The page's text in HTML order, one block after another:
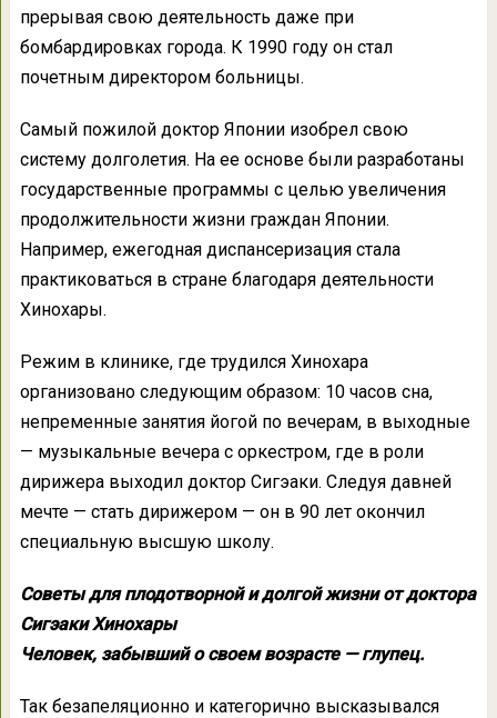
прерывая свою деятельность даже при
бомбардировках города. К 1990 году он стал
почетным директором больницы.
Самый пожилой доктор Японии изобрел свою
систему долголетия. На ее основе были разработаны
государственные программы с целью увеличения
продолжительности жизни граждан Японии.
Например, ежегодная диспансеризация стала
практиковаться в стране благодаря деятельности
Хинохары.
Режим в клинике, где трудился Хинохара
организовано следующим образом: 10 часов сна,
непременные занятия йогой по вечерам, в выходные
— музыкальные вечера с оркестром, где в роли
дирижера выходил доктор Сигэаки. Следуя давней
мечте — стать дирижером — он в 90 лет окончил
специальную высшую школу.
Советы для плодотворной и долгой жизни от доктора
Сигэаки Хинохары
Человек, забывший о своем возрасте — глупец.
Так безапеляционно и категорично высказывался